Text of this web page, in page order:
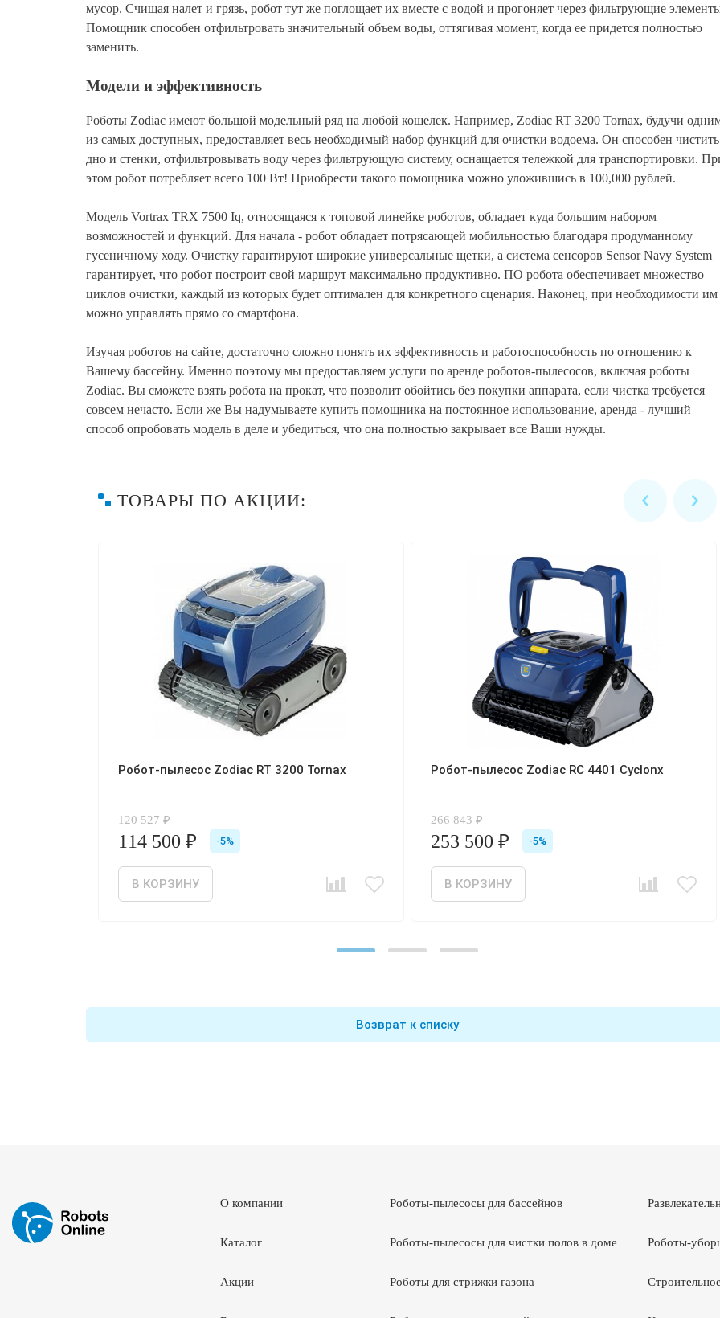
мусор. Счищая налет и грязь, робот тут же поглощает их вместе с водой и прогоняет через фильтрующие
Помощник способен отфильтровать значительный объем воды, оттягивая момент, когда ее придется полностью
заменить.
Модели и эффективность
Роботы Zodiac имеют большой модельный ряд на любой кошелек. Например, Zodiac RT 3200 Tornax, будучи
из самых доступных, предоставляет весь необходимый набор функций для очистки водоема. Он способен чистить
дно и стенки, отфильтровывать воду через фильтрующую систему, оснащается тележкой для транспортировки.
этом робот потребляет всего 100 Вт! Приобрести такого помощника можно уложившись в 100,000 рублей.
Модель Vortrax TRX 7500 Iq, относящаяся к топовой линейке роботов, обладает куда большим набором
возможностей и функций. Для начала - робот обладает потрясающей мобильностью благодаря продуманному
гусеничному ходу. Очистку гарантируют широкие универсальные щетки, а система сенсоров Sensor Navy System
гарантирует, что робот построит свой маршрут максимально продуктивно. ПО робота обеспечивает множество
циклов очистки, каждый из которых будет оптимален для конкретного сценария. Наконец, при необходимости им
можно управлять прямо со смартфона.
Изучая роботов на сайте, достаточно сложно понять их эффективность и работоспособность по отношению к
Вашему бассейну. Именно поэтому мы предоставляем услуги по аренде роботов-пылесосов, включая роботы
Zodiac. Вы сможете взять робота на прокат, что позволит обойтись без покупки аппарата, если чистка требуется
совсем нечасто. Если же Вы надумываете купить помощника на постоянное использование, аренда - лучший
способ опробовать модель в деле и убедиться, что она полностью закрывает все Ваши нужды.
ТОВАРЫ ПО АКЦИИ:
prev
Робот-пылесос Zodiac RT 3200 Tornax
120 527 ₽
114 500 ₽ -5%
В КОРЗИНУ
Робот-пылесос Zodiac RC 4401 Cyclonx
266 843 ₽
253 500 ₽ -5%
В КОРЗИНУ
СравнитьОтложить товар СравнитьОтложить товар
Возврат к списку
О компании
Каталог
Акции
Роботы-пылесосы для бассейнов
Роботы-пылесосы для чистки полов в доме
Роботы для стрижки газона
Роботы-